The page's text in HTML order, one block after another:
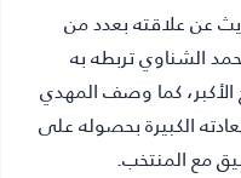
عن علاقته بعدد من
الشناوي تربطه به
الأكبر، كما وصف المهدي
الكبيرة بحصوله على
مع المنتخب.